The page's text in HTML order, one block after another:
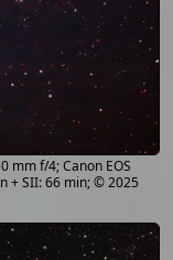
mm f/4; Canon EOS
+ SII: 66 min; © 2025